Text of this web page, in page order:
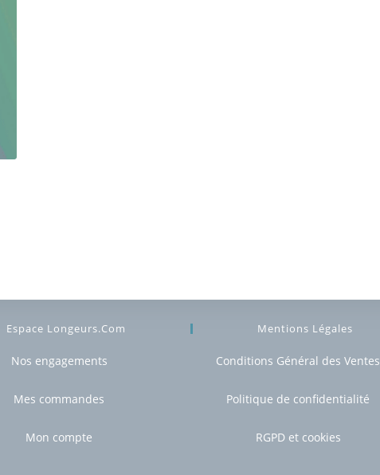
Espace Longeurs.com
Nos engagements
Mes commandes
Mon compte
Mentions Légales
Conditions Général des Ventes
Politique de confidentialité
RGPD et cookies